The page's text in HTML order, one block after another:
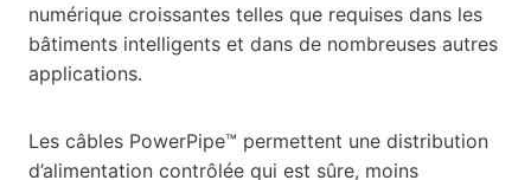
numérique croissantes telles que requises dans les
bâtiments intelligents et dans de nombreuses autres
applications.
Les câbles PowerPipe™ permettent une distribution
d’alimentation contrôlée qui est sûre, moins